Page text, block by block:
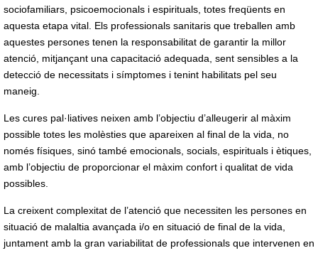
sociofamiliars, psicoemocionals i espirituals, totes freqüents en
aquesta etapa vital. Els professionals sanitaris que treballen amb
aquestes persones tenen la responsabilitat de garantir la millor
atenció, mitjançant una capacitació adequada, sent sensibles a la
detecció de necessitats i símptomes i tenint habilitats pel seu
maneig.
Les cures pal·liatives neixen amb l’objectiu d’alleugerir al màxim
possible totes les molèsties que apareixen al final de la vida, no
només físiques, sinó també emocionals, socials, espirituals i ètiques,
amb l’objectiu de proporcionar el màxim confort i qualitat de vida
possibles.
La creixent complexitat de l’atenció que necessiten les persones en
situació de malaltia avançada i/o en situació de final de la vida,
juntament amb la gran variabilitat de professionals que intervenen en